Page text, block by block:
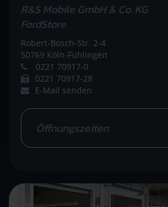
R&S Mobile GmbH & Co. KG
FordStore
Robert-Bosch-Str. 2-4
50769 Köln-Fühlingen
0221 70917-0
0221 70917-28
E-Mail senden
Öffnungszeiten